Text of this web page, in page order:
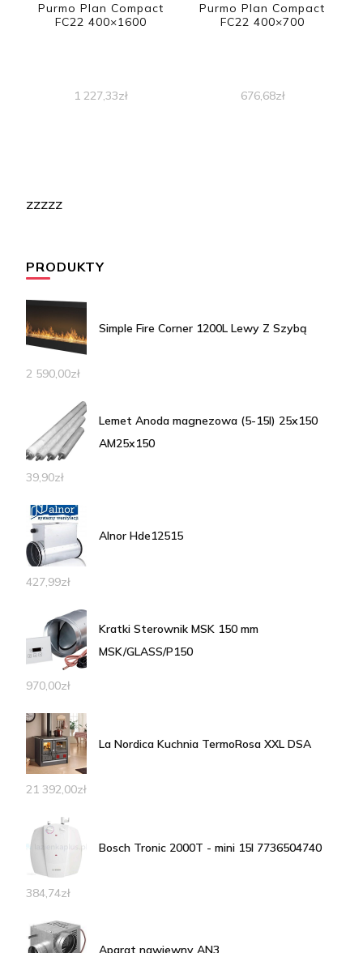
Purmo Plan Compact
FC22 400×1600
1 227,33zł
Purmo Plan Compact
FC22 400×700
676,68zł
zzzzz
PRODUKTY
Simple Fire Corner 1200L Lewy Z Szybą
2 590,00zł
Lemet Anoda magnezowa (5-15l) 25x150
AM25x150
39,90zł
Alnor Hde12515
427,99zł
Kratki Sterownik MSK 150 mm
MSK/GLASS/P150
970,00zł
La Nordica Kuchnia TermoRosa XXL DSA
21 392,00zł
Bosch Tronic 2000T - mini 15l 7736504740
384,74zł
Aparat nawiewny AN3